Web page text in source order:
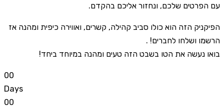
עם הפרטים שלכם, ונחזור אליכם בהקדם.
הפיקניק הזה הוא כולו סביב קהילה, קשרים, ואווירה כיפית ומהנה אז
הרשמו ושלחו לחברים! .
בואו נעשה את הטו בשבט הזה טעים ומהנה במיוחד ביחד!
00
Days
00